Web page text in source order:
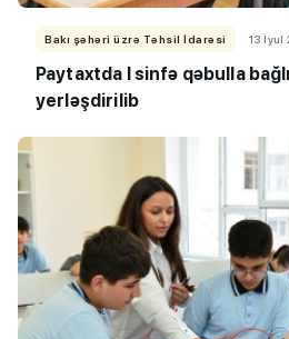
Bakı şəhəri üzrə Təhsil İdarəsi 13 İyul
Paytaxtda I sinfə qəbulla
yerləşdirilib